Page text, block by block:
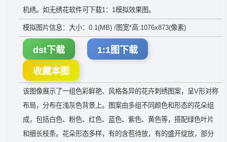
机绣。如无绣花软件可下载1：1模拟效果图。
模拟图片信息：大小：0.1(MB) /图宽*高:1076x873(像素)
dst下载 1:1图下载
收藏本图
该图像展示了一组色彩鲜艳、风格各异的花卉刺绣图案，呈V形对称
布局，分布在浅灰色背景上。图案由多组不同颜色和形态的花朵组
成，包括白色、粉色、红色、蓝色、紫色、黄色等，搭配绿色叶片
和细长枝条。花朵形态多样，有的含苞待放，有的盛开绽放，部分